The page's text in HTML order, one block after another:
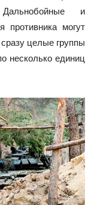
и
противника могут
целые группы
несколько единиц